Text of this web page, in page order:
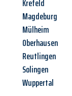
Krefeld
Magdeburg
Mülheim
Oberhausen
Reutlingen
Solingen
Wuppertal